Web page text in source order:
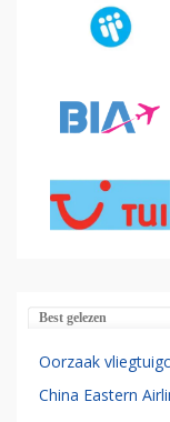
Best gelezen
Oorzaak
China Eastern